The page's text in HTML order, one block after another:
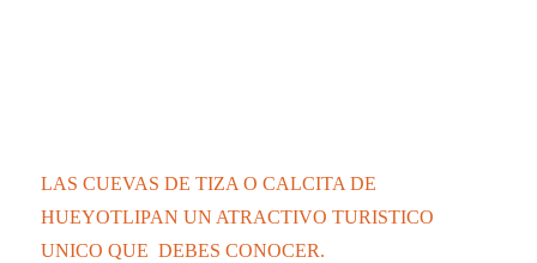
LAS CUEVAS DE TIZA O CALCITA DE
HUEYOTLIPAN UN ATRACTIVO TURISTICO
UNICO QUE DEBES CONOCER.